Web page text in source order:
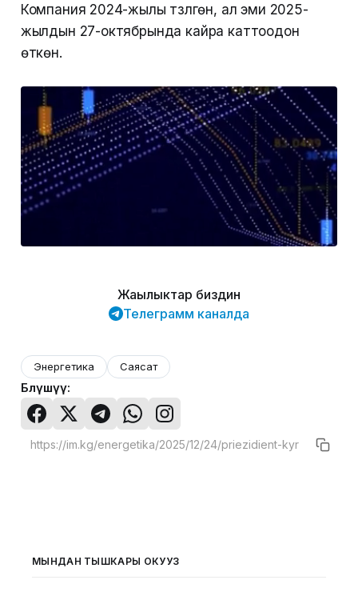
Компания 2024-жылы түзүлгөн, ал эми 2025-
жылдын 27-октябрында кайра каттоодон
өткөн.
Жаңылыктар биздин
Телеграмм каналда
Энергетика Саясат
Бөлүшүү:
МЫНДАН ТЫШКАРЫ ОКУҢУЗ